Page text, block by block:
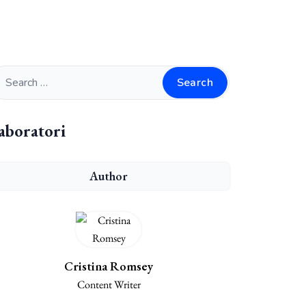
Search
Author
Cristina Romsey
Content Writer